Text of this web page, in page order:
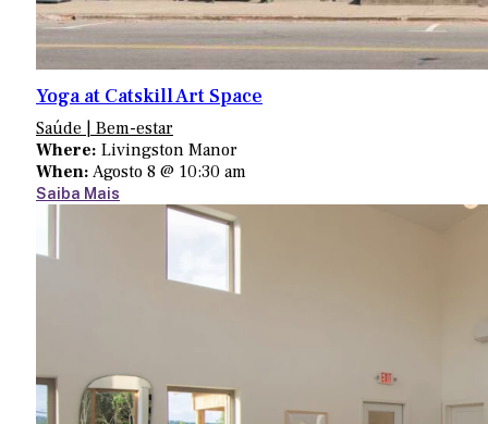
Yoga at Catskill Art Space
Saúde | Bem-estar
Where: Livingston Manor
When: Agosto 8 @ 10:30 am
Saiba Mais